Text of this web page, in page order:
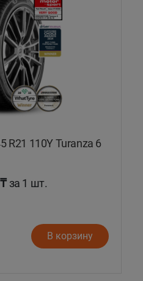
R21 110Y Turanza 6
за 1 шт.
В корзину